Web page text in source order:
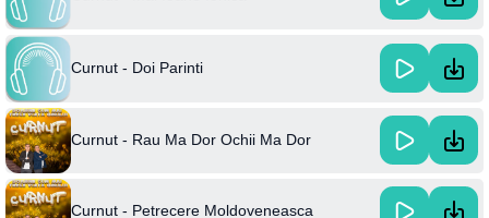
Curnut - Doi Parinti
Curnut - Rau Ma Dor Ochii Ma Dor
Curnut - Petrecere Moldoveneasca